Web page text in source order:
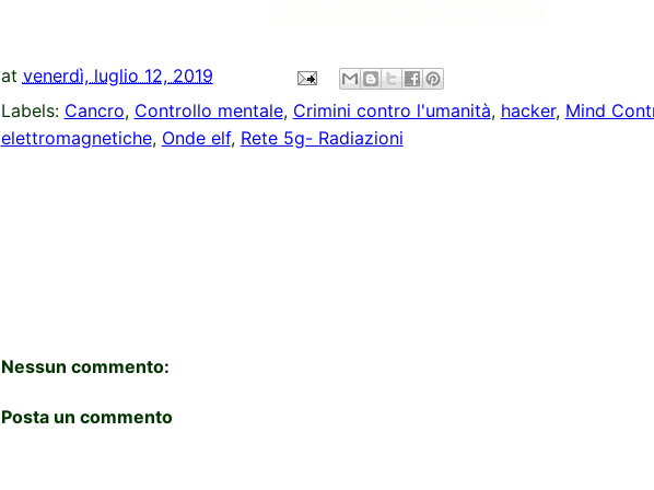
at venerdì, luglio 12, 2019
Labels: Cancro, Controllo mentale, Crimini contro l'umanità, hacker, Mind
elettromagnetiche, Onde elf, Rete 5g- Radiazioni
Nessun commento:
Posta un commento